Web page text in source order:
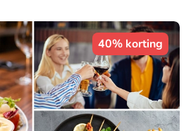
40% korting